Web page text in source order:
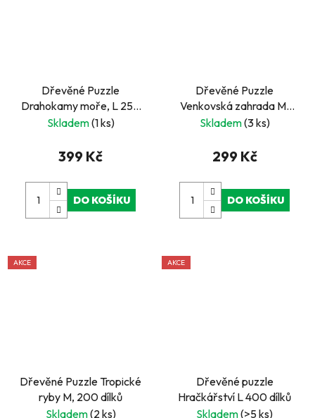
Dřevěné Puzzle
Drahokamy moře, L 250
dílků
Skladem(1 ks)
399 Kč
DO KOŠÍKU
Dřevěné Puzzle
Venkovská zahrada M,
200 dílků
Skladem(3 ks)
299 Kč
DO KOŠÍKU
AKCE
Dřevěné Puzzle Tropické
ryby M, 200 dílků
Skladem(2 ks)
AKCE
Dřevěné puzzle
Hračkářství L 400 dílků
Skladem(>5 ks)